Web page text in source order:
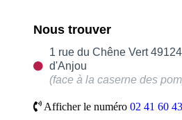
Nous trouver
1 rue du Chêne Vert
d'Anjou
(face à la caserne des
Afficher le numéro 02 41 60